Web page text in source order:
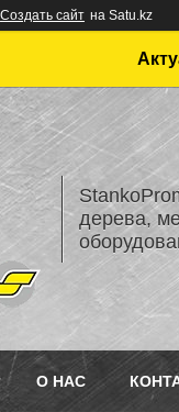
Создать сайт на Satu.kz
дерева,
О НАС